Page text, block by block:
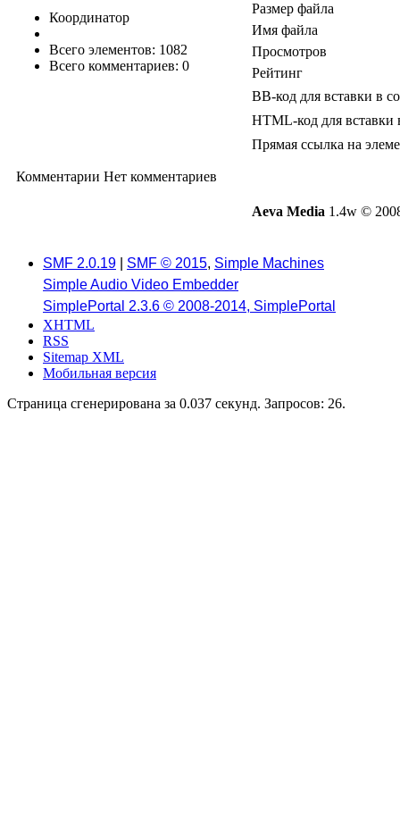
Координатор
Всего элементов: 1082
Всего комментариев: 0
Размер файла
Имя файла
Просмотров
Рейтинг
BB-код для вставки в
HTML-код для вставки
Прямая ссылка на
Комментарии Нет комментариев
Aeva Media 1.4w ©
SMF 2.0.19 SMF © 2015, Simple Machines
Simple Audio Video Embedder
SimplePortal 2.3.6 © 2008-2014, SimplePortal
XHTML
RSS
Sitemap XML
Мобильная версия
Страница сгенерирована за 0.037 секунд. Запросов: 26.